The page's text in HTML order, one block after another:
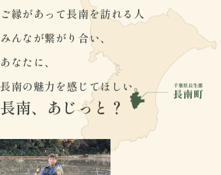
ご縁があって長南を訪れる人
みんなが繋がり合い、
あなたに、
長南の魅力を感じてほしい。
長南、あじっと？